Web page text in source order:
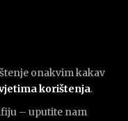
onakvim kakav
korištenja.
– uputite nam